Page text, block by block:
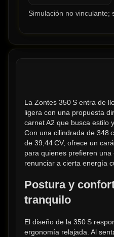
Simulación no vinculante;
La Zontes 350 S entra de
ligera con una propuesta
carnet A2 que busca estilo
Con una cilindrada de 348
de 39,44 CV, ofrece un
para quienes prefieren
renunciar a cierta energía
Postura y
tranquilo
El diseño de la 350 S
ergonomía relajada. Al